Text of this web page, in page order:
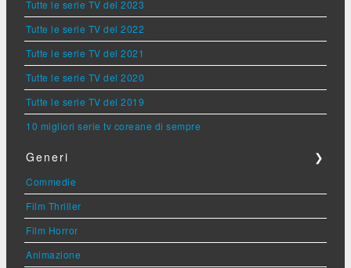
Tutte le serie TV del 2023
Tutte le serie TV del 2022
Tutte le serie TV del 2021
Tutte le serie TV del 2020
Tutte le serie TV del 2019
10 migliori serie tv coreane di sempre
Generi ❯
Commedie
Film Thriller
Film Horror
Animazione